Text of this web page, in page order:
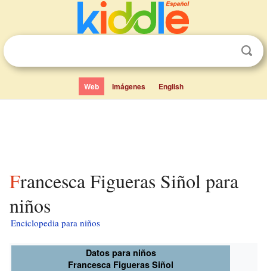
Web Imágenes English
Francesca Figueras Siñol para
niños
Enciclopedia para niños
Datos para niños
Francesca Figueras Siñol